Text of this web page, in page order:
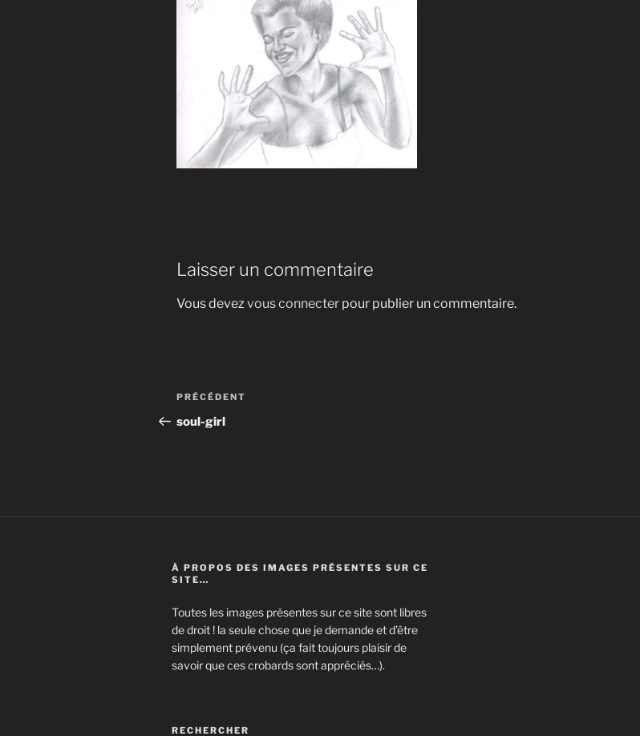
Laisser un commentaire
Vous devezvous connecter pour publier un commentaire.
Navigation
de
Article
précédent
PRÉCÉDENT
soul-girl
À PROPOS DES IMAGES PRÉSENTES SUR CE
SITE…
Toutes les images présentes sur ce site sont libres
de droit ! la seule chose que je demande et d’être
simplement prévenu (ça fait toujours plaisir de
savoir que ces crobards sont appréciés…).
RECHERCHER